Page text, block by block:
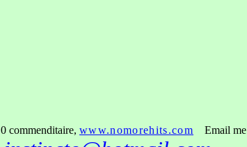
0 commenditaire, www.nomorehits.com
Email me